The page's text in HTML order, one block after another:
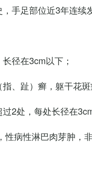
手足部位近3年连续
径在3cm以下；
、趾）癣，躯干花斑
2处，每处长径在
性病性淋巴肉芽肿，